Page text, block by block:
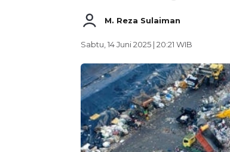
M. Reza Sulaiman
Sabtu, 14 Juni 2025 | 20:21 WIB